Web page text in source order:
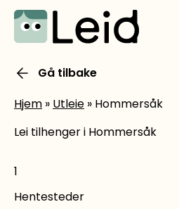
Gå tilbake
Hjem » Utleie » Hommersåk
Lei tilhenger i Hommersåk
1
Hentesteder